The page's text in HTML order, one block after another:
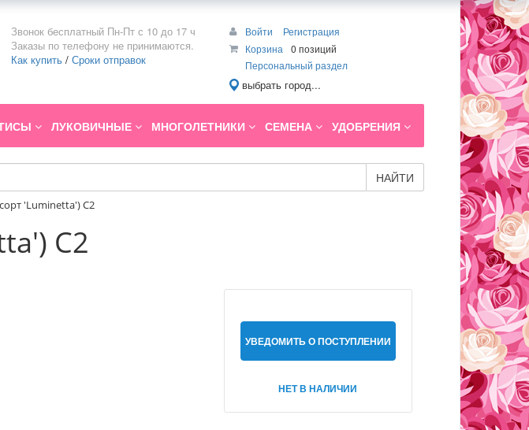
Звонок бесплатный Пн-Пт с 10 до 17 ч
Заказы по телефону не принимаются.
Как купить / Сроки отправок
Войти
Регистрация
Корзина
0 позиций
Персональный раздел
выбрать город...
ЛУКОВИЧНЫЕ МНОГОЛЕТНИКИ СЕМЕНА УДОБРЕНИЯ
НАЙТИ
'Luminetta') C2
C2
УВЕДОМИТЬ О ПОСТУПЛЕНИИ
НЕТ В НАЛИЧИИ